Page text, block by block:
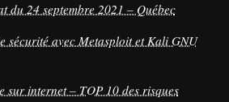
du 24 septembre 2021 – Québec
sécurité avec Metasploit et Kali GNU
sur internet – TOP 10 des risques